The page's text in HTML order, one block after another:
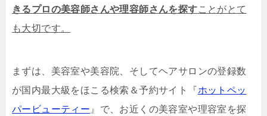
きるプロの美容師さんや理容師さんを探すことがとて
も大切です。
まずは、美容室や美容院、そしてヘアサロンの登録数
が国内最大級をほこる検索＆予約サイト『ホットペッ
パービューティー 』で、お近くの美容室や理容室を探